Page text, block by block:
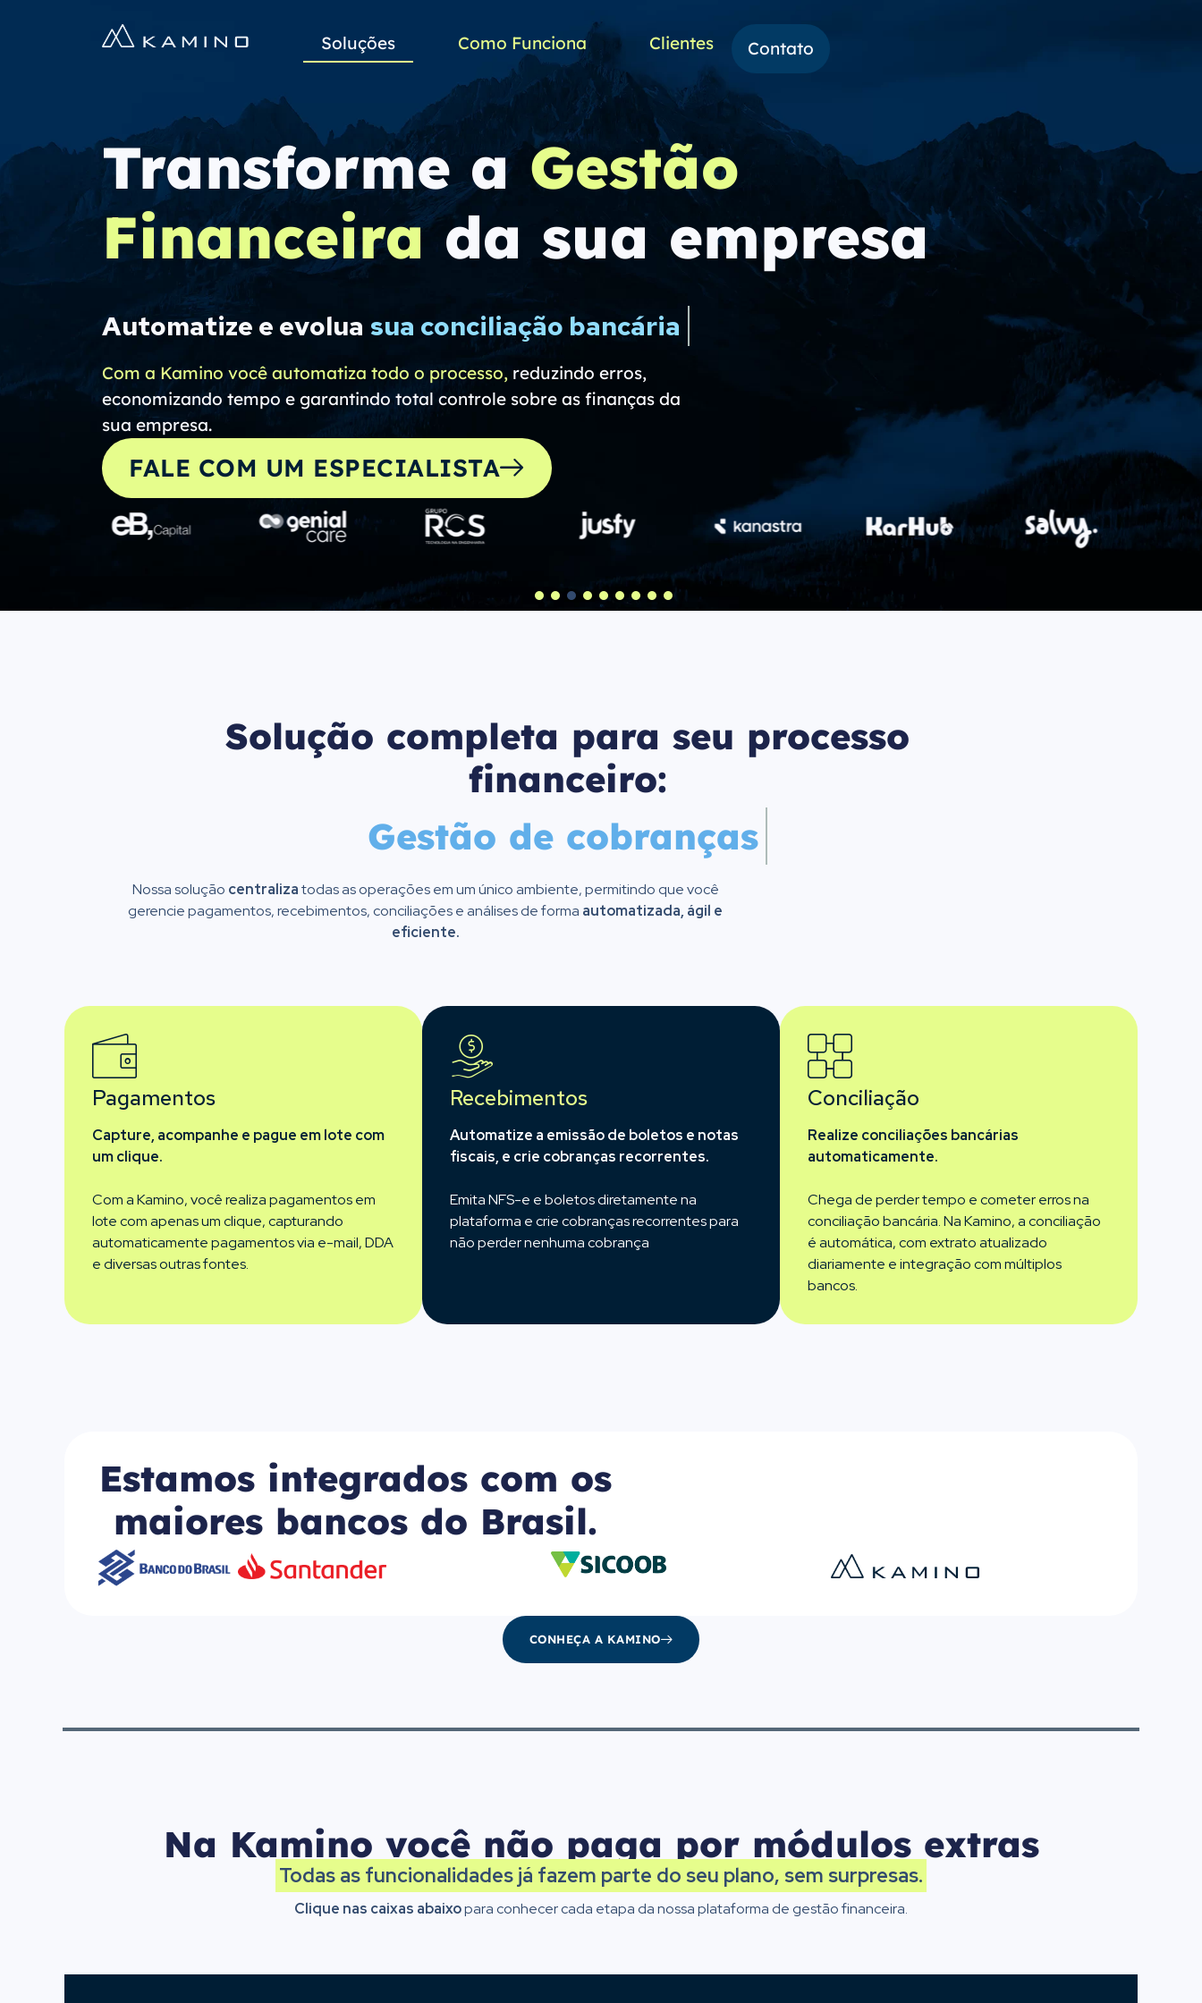
Soluções Como Funciona Clientes Contato
Transforme aGestão
Financeirada sua empresa
Automatize e evolua sua conciliação bancária
Com a Kamino você automatiza todo o processo, reduzindo erros,
economizando tempo e garantindo total controle sobre as finanças da
sua empresa.
FALE COM UM ESPECIALISTA
Solução completa para seu processo
financeiro:
Gestão de cobranças
Nossa solução centralizatodas as operações em um único ambiente, permitindo que você
gerencie pagamentos, recebimentos, conciliações e análises de forma automatizada, ágil e
eficiente.
Pagamentos
Capture, acompanhe e pague em lote com
um clique.
Com a Kamino, você realiza pagamentos em
lote com apenas um clique, capturando
automaticamente pagamentos via e-mail, DDA
e diversas outras fontes.
Recebimentos
Automatize a emissão de boletos e notas
fiscais, e crie cobranças recorrentes.
Emita NFS-e e boletos diretamente na
plataforma e crie cobranças recorrentes para
não perder nenhuma cobrança
Conciliação
Realize conciliações bancárias
automaticamente.
Chega de perder tempo e cometer erros na
conciliação bancária. Na Kamino, a conciliação
é automática, com extrato atualizado
diariamente e integração com múltiplos
bancos.
Estamos integrados com os
maiores bancos do Brasil.
CONHEÇA A KAMINO
Na Kamino você não paga por módulos extras
Todas as funcionalidades já fazem parte do seu plano, sem surpresas.
Clique nas caixas abaixopara conhecer cada etapa da nossa plataforma de gestão financeira.